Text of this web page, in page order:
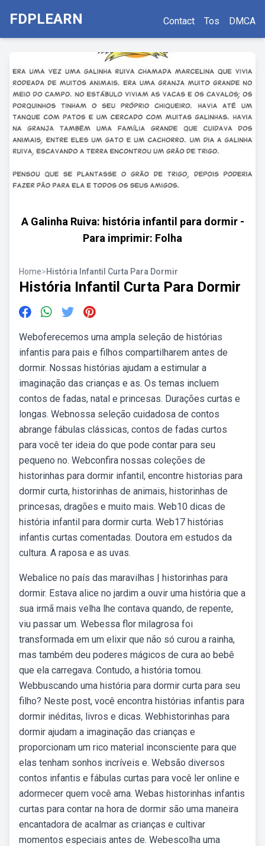
FDPLEARN Contact Tos DMCA
A Galinha Ruiva: história infantil para dormir -
Para imprimir: Folha
Home>História Infantil Curta Para Dormir
História Infantil Curta Para Dormir
Weboferecemos uma ampla seleção de histórias
infantis para pais e filhos compartilharem antes de
dormir. Nossas histórias ajudam a estimular a
imaginação das crianças e as. Os temas incluem
contos de fadas, natal e princesas. Durações curtas e
longas. Webnossa seleção cuidadosa de contos
abrange fábulas clássicas, contos de fadas curtos
para você ter ideia do que pode contar para seu
pequeno no. Webconfira nossas coleções de
historinhas para dormir infantil, encontre historias para
dormir curta, historinhas de animais, historinhas de
princesas, dragões e muito mais. Web10 dicas de
história infantil para dormir curta. Web17 histórias
infantis curtas comentadas. Doutora em estudos da
cultura. A raposa e as uvas.
Webalice no país das maravilhas | historinhas para
dormir. Estava alice no jardim a ouvir uma história que a
sua irmã mais velha lhe contava quando, de repente,
viu passar um. Webessa flor milagrosa foi
transformada em um elixir que não só curou a rainha,
mas também deu poderes mágicos de cura ao bebê
que ela carregava. Contudo, a história tomou.
Webbuscando uma história para dormir curta para seu
filho? Neste post, você encontra histórias infantis para
dormir inéditas, livros e dicas. Webhistorinhas para
dormir ajudam a imaginação das crianças e
proporcionam um rico material inconsciente para que
elas tenham sonhos incríveis e. Websão diversos
contos infantis e fábulas curtas para você ler online e
adormecer quem você ama. Webas historinhas infantis
curtas para contar na hora de dormir são uma maneira
encantadora de acalmar as crianças e cultivar
momentos especiais antes de. Webescolha uma